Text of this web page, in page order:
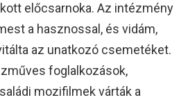
előcsarnoka. Az intézmény
a hasznossal, és vidám,
az unatkozó csemetéket.
foglalkozások,
mozifilmek várták a